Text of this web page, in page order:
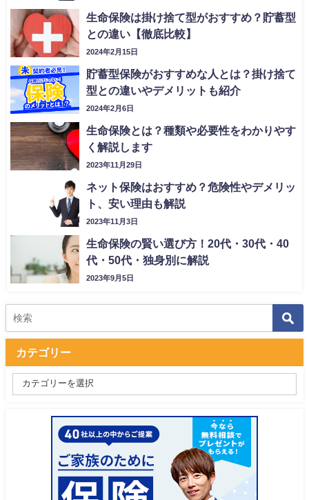
生命保険は掛け捨て型がおすすめ？貯蓄型
との違い【徹底比較】
2024年2月15日
貯蓄型保険がおすすめな人とは？掛け捨て
型との違いやデメリットも紹介
2024年2月6日
生命保険とは？種類や必要性をわかりやす
く解説します
2023年11月29日
ネット保険はおすすめ？危険性やデメリッ
ト、安い理由も解説
2023年11月3日
生命保険の賢い選び方！20代・30代・40
代・50代・独身別に解説
2023年9月5日
カテゴリー